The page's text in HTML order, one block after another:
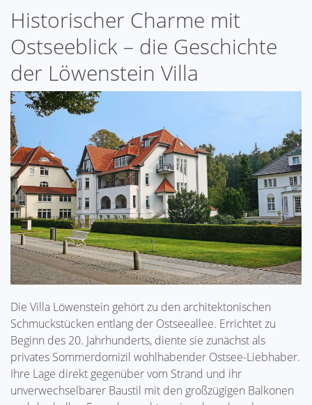
Historischer Charme mit
Ostseeblick – die Geschichte
der Löwenstein Villa
Die Villa Löwenstein gehört zu den architektonischen
Schmuckstücken entlang der Ostseeallee. Errichtet zu
Beginn des 20. Jahrhunderts, diente sie zunächst als
privates Sommerdomizil wohlhabender Ostsee-Liebhaber.
Ihre Lage direkt gegenüber vom Strand und ihr
unverwechselbarer Baustil mit den großzügigen Balkonen